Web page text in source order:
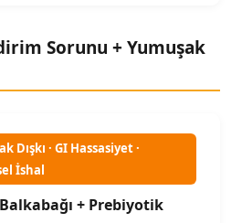
Sorunu + Yumuşak
Dışkı · GI Hassasiyet ·
İshal
+ Prebiyotik